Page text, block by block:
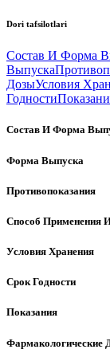
Dori tafsilotlari
Состав И Форма
Выпуска
ДозыУсловия
Годности
Состав И Форма
Форма Выпуска
Противопоказания
Способ Применения
Условия Хранения
Срок Годности
Показания
Фармакологические